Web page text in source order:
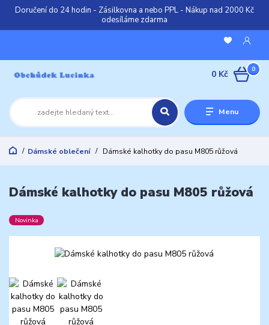
Doručení do 24 hodin - Zásilkovna a nebo PPL - Nákup nad 2000 Kč
odesíláme zdarma
Menu
0
0 Kč
Dámské oblečení Dámské kalhotky do pasu M805 růžová
Dámské kalhotky do pasu M805 růžová
Novinka